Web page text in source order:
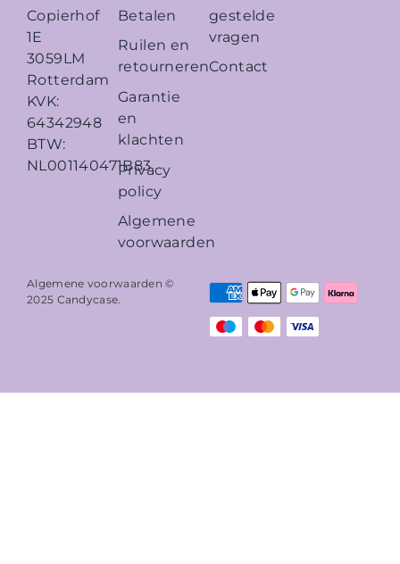
Copierhof
1E
3059LM
Rotterdam
KVK:
64342948
BTW:
NL001140471B83
Betalen
Ruilen en
retourneren
Garantie
en
klachten
Privacy
policy
Algemene
voorwaarden
gestelde
vragen
Contact
Algemene voorwaarden ©
2025 Candycase.